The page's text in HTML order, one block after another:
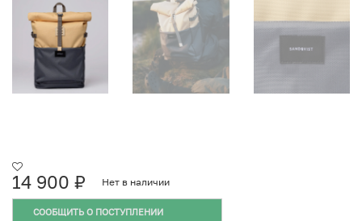
14 900 ₽ Нет в наличии
СООБЩИТЬ О ПОСТУПЛЕНИИ